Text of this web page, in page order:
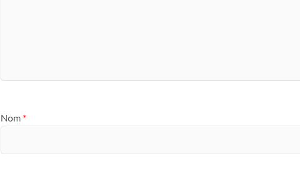
Nom *